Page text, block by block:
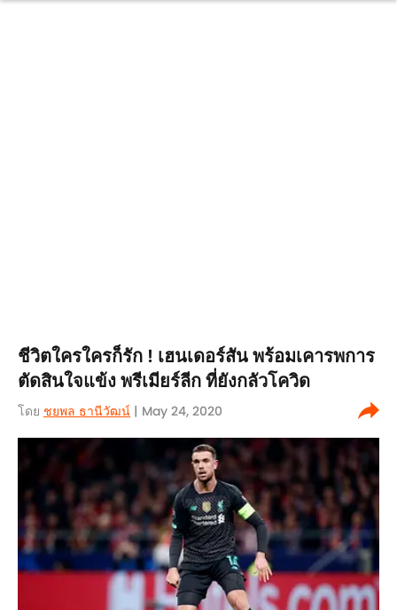
ชีวิตใครใครก็รัก ! เฮนเดอร์สัน พร้อมเคารพการ
ตัดสินใจแข้ง พรีเมียร์ลีก ที่ยังกลัวโควิด
โดย ชยพล ธานีวัฒน์ | May 24, 2020